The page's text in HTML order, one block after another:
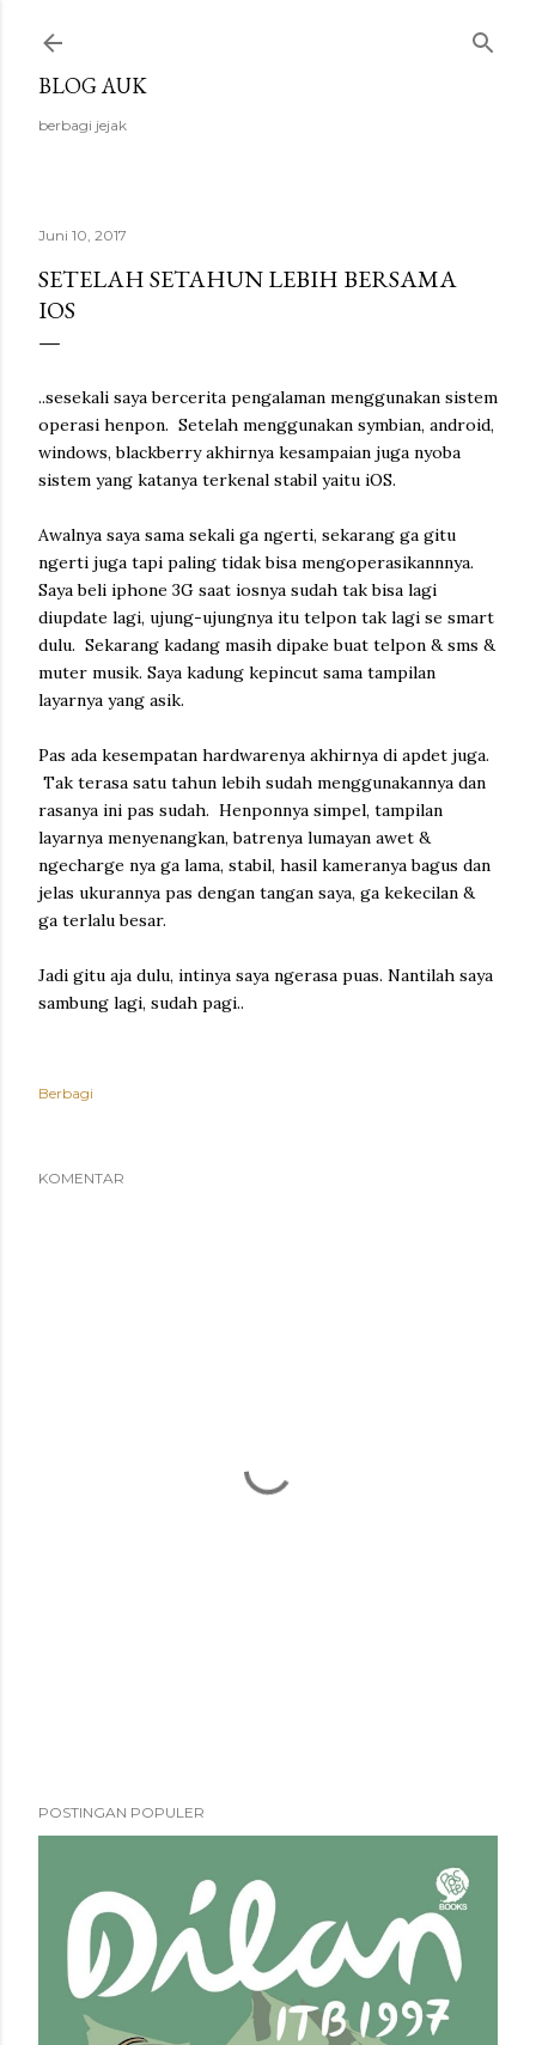
BLOG AUK
berbagi jejak
Juni 10, 2017
SETELAH SETAHUN LEBIH BERSAMA
IOS
..sesekali saya bercerita pengalaman menggunakan sistem
operasi henpon. Setelah menggunakan symbian, android,
windows, blackberry akhirnya kesampaian juga nyoba
sistem yang katanya terkenal stabil yaitu iOS.
Awalnya saya sama sekali ga ngerti, sekarang ga gitu
ngerti juga tapi paling tidak bisa mengoperasikannnya.
Saya beli iphone 3G saat iosnya sudah tak bisa lagi
diupdate lagi, ujung-ujungnya itu telpon tak lagi se smart
dulu. Sekarang kadang masih dipake buat telpon & sms &
muter musik. Saya kadung kepincut sama tampilan
layarnya yang asik.
Pas ada kesempatan hardwarenya akhirnya di apdet juga.
Tak terasa satu tahun lebih sudah menggunakannya dan
rasanya ini pas sudah. Henponnya simpel, tampilan
layarnya menyenangkan, batrenya lumayan awet &
ngecharge nya ga lama, stabil, hasil kameranya bagus dan
jelas ukurannya pas dengan tangan saya, ga kekecilan &
ga terlalu besar.
Jadi gitu aja dulu, intinya saya ngerasa puas. Nantilah saya
sambung lagi, sudah pagi..
Berbagi
KOMENTAR
POSTINGAN POPULER